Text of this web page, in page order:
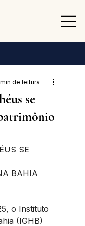
se
min de leitura
SE
BAHIA
o Instituto
(IGHB)